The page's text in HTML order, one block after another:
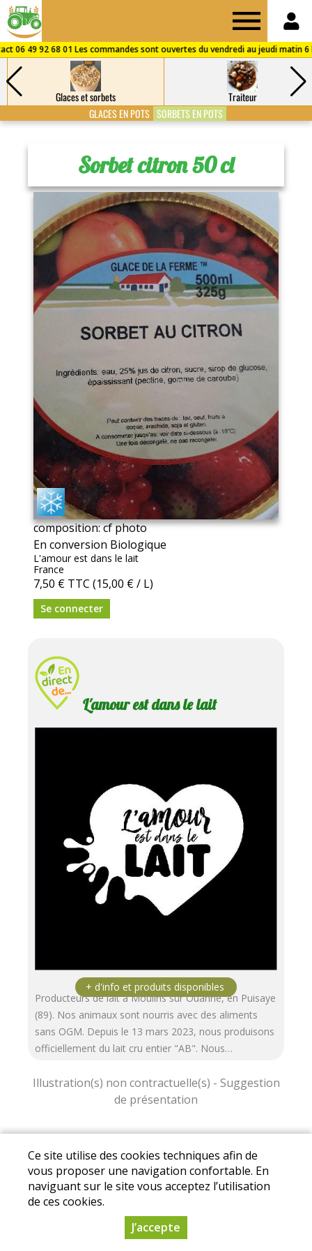
des
Fermes
Puisaye
Glaces et sorbets
Traiteur
GLACES EN POTS SORBETS EN POTS
Sorbet citron 50 cl
composition: cf photo
En conversion Biologique
L'amour est dans le lait
France
7,50 € TTC (15,00 € / L)
Se connecter
L'amour est dans le lait
Producteurs de lait à Moulins sur Ouanne, en Puisaye
(89). Nos animaux sont nourris avec des aliments
sans OGM. Depuis le 13 mars 2023, nous produisons
officiellement du lait cru entier "AB". Nous…
Ventes|Protection des données personnelles
© Copyright 2025 - Association Drive des Fermes
Dynapse- Partenaire numérique
Ce site utilise des cookies techniques afin de
vous proposer une navigation confortable. En
naviguant sur le site vous acceptez l’utilisation
de ces cookies.
J’accepte